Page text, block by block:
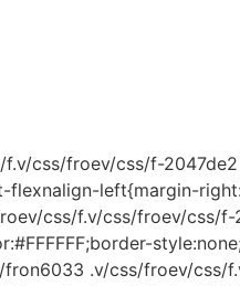
css/froev/css/f-
left{margin-
css/f.v/css/froev/
.v/css/froev/